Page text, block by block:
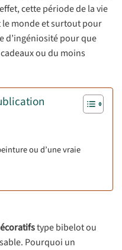
cette période de la vie
le monde et surtout pour
d’ingéniosité pour que
ou du moins
ou d’une vraie
type bibelot ou
Pourquoi un